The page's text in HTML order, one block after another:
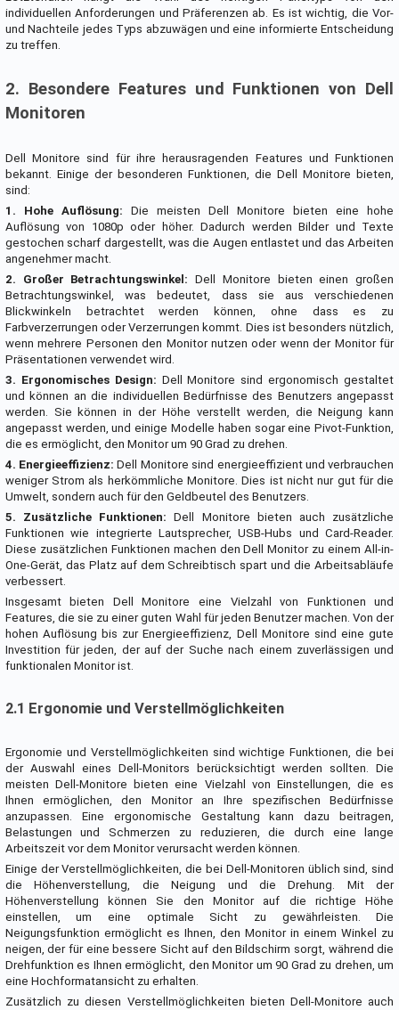
individuellen Anforderungen und Präferenzen ab. Es ist wichtig, die Vor-
und Nachteile jedes Typs abzuwägen und eine informierte Entscheidung
zu treffen.
2. Besondere Features und Funktionen von Dell
Monitoren
Dell Monitore sind für ihre herausragenden Features und Funktionen
bekannt. Einige der besonderen Funktionen, die Dell Monitore bieten,
sind:
1. Hohe Auflösung: Die meisten Dell Monitore bieten eine hohe
Auflösung von 1080p oder höher. Dadurch werden Bilder und Texte
gestochen scharf dargestellt, was die Augen entlastet und das Arbeiten
angenehmer macht.
2. Großer Betrachtungswinkel: Dell Monitore bieten einen großen
Betrachtungswinkel, was bedeutet, dass sie aus verschiedenen
Blickwinkeln betrachtet werden können, ohne dass es zu
Farbverzerrungen oder Verzerrungen kommt. Dies ist besonders nützlich,
wenn mehrere Personen den Monitor nutzen oder wenn der Monitor für
Präsentationen verwendet wird.
3. Ergonomisches Design: Dell Monitore sind ergonomisch gestaltet
und können an die individuellen Bedürfnisse des Benutzers angepasst
werden. Sie können in der Höhe verstellt werden, die Neigung kann
angepasst werden, und einige Modelle haben sogar eine Pivot-Funktion,
die es ermöglicht, den Monitor um 90 Grad zu drehen.
4. Energieeffizienz: Dell Monitore sind energieeffizient und verbrauchen
weniger Strom als herkömmliche Monitore. Dies ist nicht nur gut für die
Umwelt, sondern auch für den Geldbeutel des Benutzers.
5. Zusätzliche Funktionen: Dell Monitore bieten auch zusätzliche
Funktionen wie integrierte Lautsprecher, USB-Hubs und Card-Reader.
Diese zusätzlichen Funktionen machen den Dell Monitor zu einem All-in-
One-Gerät, das Platz auf dem Schreibtisch spart und die Arbeitsabläufe
verbessert.
Insgesamt bieten Dell Monitore eine Vielzahl von Funktionen und
Features, die sie zu einer guten Wahl für jeden Benutzer machen. Von der
hohen Auflösung bis zur Energieeffizienz, Dell Monitore sind eine gute
Investition für jeden, der auf der Suche nach einem zuverlässigen und
funktionalen Monitor ist.
2.1 Ergonomie und Verstellmöglichkeiten
Ergonomie und Verstellmöglichkeiten sind wichtige Funktionen, die bei
der Auswahl eines Dell-Monitors berücksichtigt werden sollten. Die
meisten Dell-Monitore bieten eine Vielzahl von Einstellungen, die es
Ihnen ermöglichen, den Monitor an Ihre spezifischen Bedürfnisse
anzupassen. Eine ergonomische Gestaltung kann dazu beitragen,
Belastungen und Schmerzen zu reduzieren, die durch eine lange
Arbeitszeit vor dem Monitor verursacht werden können.
Einige der Verstellmöglichkeiten, die bei Dell-Monitoren üblich sind, sind
die Höhenverstellung, die Neigung und die Drehung. Mit der
Höhenverstellung können Sie den Monitor auf die richtige Höhe
einstellen, um eine optimale Sicht zu gewährleisten. Die
Neigungsfunktion ermöglicht es Ihnen, den Monitor in einem Winkel zu
neigen, der für eine bessere Sicht auf den Bildschirm sorgt, während die
Drehfunktion es Ihnen ermöglicht, den Monitor um 90 Grad zu drehen, um
eine Hochformatansicht zu erhalten.
Zusätzlich zu diesen Verstellmöglichkeiten bieten Dell-Monitore auch